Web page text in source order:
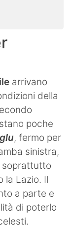
arrivano
della
poche
, fermo per
sinistra,
soprattutto
la Lazio. Il
a parte e
di poterlo